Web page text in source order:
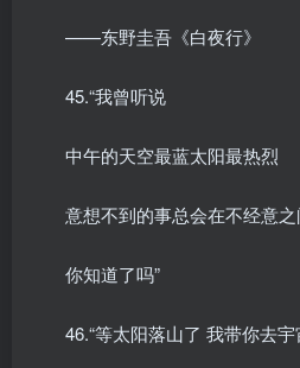
——东野圭吾《白夜行》
45.“我曾听说
中午的天空最蓝太阳最热烈
意想不到的事总会在不经意
你知道了吗”
46.“等太阳落山了 我带你去